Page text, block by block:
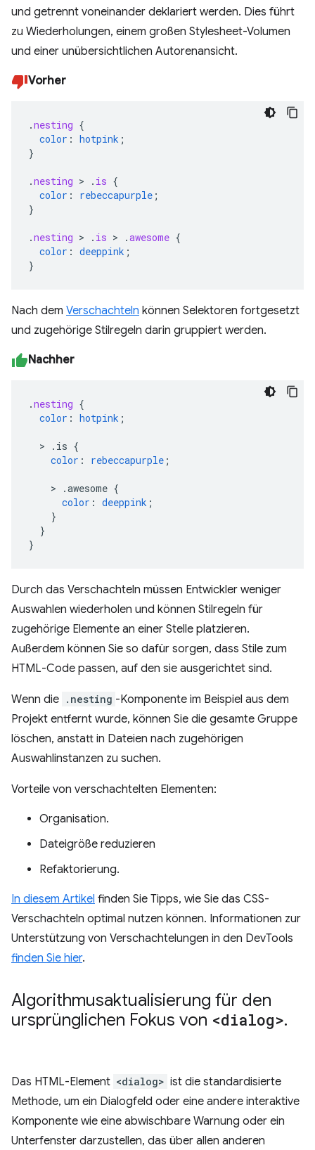
und getrennt voneinander deklariert werden. Dies führt
zu Wiederholungen, einem großen Stylesheet-Volumen
und einer unübersichtlichen Autorenansicht.
Vorher
.nesting {
color : hotpink ;
}
.nesting > . is {
color : rebeccapurple ;
}
.nesting > . is > .awesome {
color : deeppink ;
}
Nach dem Verschachteln können Selektoren fortgesetzt
und zugehörige Stilregeln darin gruppiert werden.
Nachher
.nesting {
color : hotpink ;
> .is {
color : rebeccapurple ;
> .awesome {
color : deeppink ;
}
}
}
Durch das Verschachteln müssen Entwickler weniger
Auswahlen wiederholen und können Stilregeln für
zugehörige Elemente an einer Stelle platzieren.
Außerdem können Sie so dafür sorgen, dass Stile zum
HTML-Code passen, auf den sie ausgerichtet sind.
Wenn die .nesting -Komponente im Beispiel aus dem
Projekt entfernt wurde, können Sie die gesamte Gruppe
löschen, anstatt in Dateien nach zugehörigen
Auswahlinstanzen zu suchen.
Vorteile von verschachtelten Elementen:
Organisation.
Dateigröße reduzieren
Refaktorierung.
In diesem Artikel finden Sie Tipps, wie Sie das CSS-
Verschachteln optimal nutzen können. Informationen zur
Unterstützung von Verschachtelungen in den DevTools
finden Sie hier.
Algorithmusaktualisierung für den
ursprünglichen Fokus von <dialog>.
Das HTML-Element <dialog> ist die standardisierte
Methode, um ein Dialogfeld oder eine andere interaktive
Komponente wie eine abwischbare Warnung oder ein
Unterfenster darzustellen, das über allen anderen